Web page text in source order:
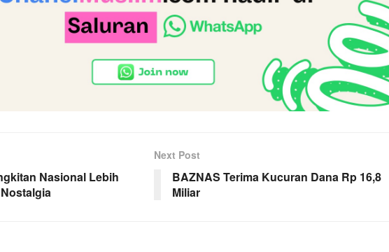
Nasional Lebih
Next Post
BAZNAS Terima Kucuran Dana Rp 16,8
Miliar